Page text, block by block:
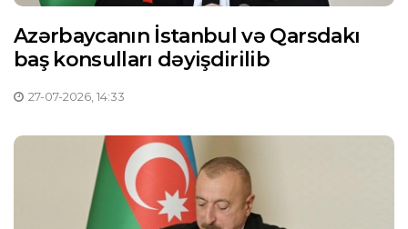
Azərbaycanın İstanbul və Qarsdakı
baş konsulları dəyişdirilib
27-07-2026, 14:33